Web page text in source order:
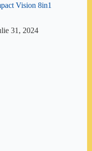
Vision 8in1
31, 2024